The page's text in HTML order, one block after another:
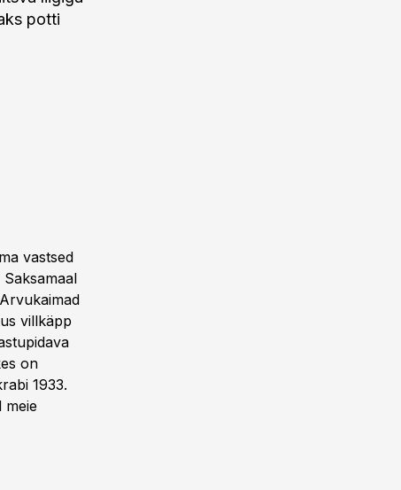
potti
vastsed
Saksamaal
villkäpp
on
1933.
meie